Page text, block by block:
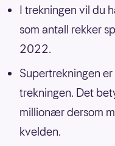
I trekningen vil du
som antall rekker
2022.
Supertrekningen er
trekningen. Det
millionær dersom
kvelden.